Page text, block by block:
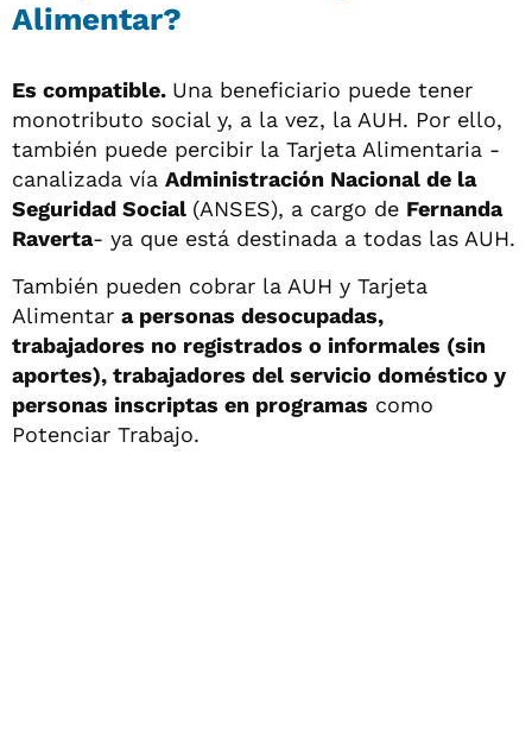
Alimentar?
Es compatible. Una beneficiario puede tener
monotributo social y, a la vez, la AUH. Por ello,
también puede percibir la Tarjeta Alimentaria -
canalizada vía Administración Nacional de la
Seguridad Social (ANSES), a cargo de Fernanda
Raverta- ya que está destinada a todas las AUH.
También pueden cobrar la AUH y Tarjeta
Alimentar a personas desocupadas,
trabajadores no registrados o informales (sin
aportes), trabajadores del servicio doméstico y
personas inscriptas en programas como
Potenciar Trabajo.